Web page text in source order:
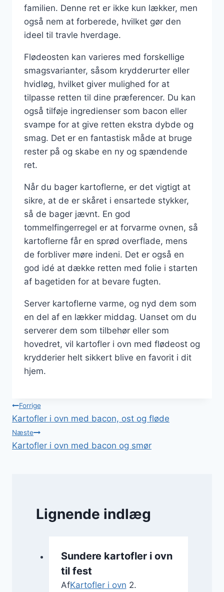
familien. Denne ret er ikke kun lækker, men
også nem at forberede, hvilket gør den
ideel til travle hverdage.
Flødeosten kan varieres med forskellige
smagsvarianter, såsom krydderurter eller
hvidløg, hvilket giver mulighed for at
tilpasse retten til dine præferencer. Du kan
også tilføje ingredienser som bacon eller
svampe for at give retten ekstra dybde og
smag. Det er en fantastisk måde at bruge
rester på og skabe en ny og spændende
ret.
Når du bager kartoflerne, er det vigtigt at
sikre, at de er skåret i ensartede stykker,
så de bager jævnt. En god
tommelfingerregel er at forvarme ovnen, så
kartoflerne får en sprød overflade, mens
de forbliver møre indeni. Det er også en
god idé at dække retten med folie i starten
af bagetiden for at bevare fugten.
Server kartoflerne varme, og nyd dem som
en del af en lækker middag. Uanset om du
serverer dem som tilbehør eller som
hovedret, vil kartofler i ovn med flødeost og
krydderier helt sikkert blive en favorit i dit
hjem.
Indlægsnavigation
Forrige
Kartofler i ovn med bacon, ost og fløde
Næste
Kartofler i ovn med bacon og smør
Lignende indlæg
Sundere kartofler i ovn
til fest
AfKartofler i ovn 2.